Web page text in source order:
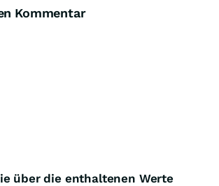
Kommentar
über die enthaltenen Werte